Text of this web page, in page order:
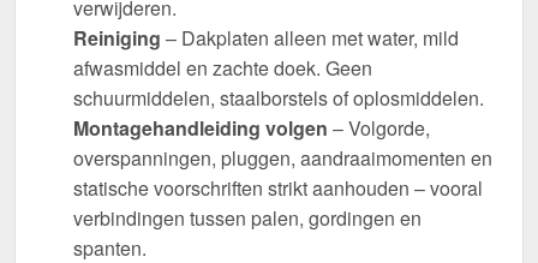
verwijderen.
Reiniging – Dakplaten alleen met water, mild
afwasmiddel en zachte doek. Geen
schuurmiddelen, staalborstels of oplosmiddelen.
Montagehandleiding volgen – Volgorde,
overspanningen, pluggen, aandraaimomenten en
statische voorschriften strikt aanhouden – vooral
verbindingen tussen palen, gordingen en
spanten.